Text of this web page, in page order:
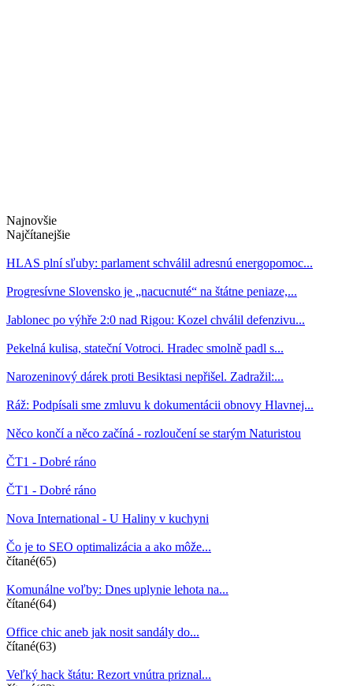
Najnovšie
Najčítanejšie
HLAS plní sľuby: parlament schválil adresnú energopomoc...
Progresívne Slovensko je „nacucnuté“ na štátne peniaze,...
Jablonec po výhře 2:0 nad Rigou: Kozel chválil defenzivu...
Pekelná kulisa, stateční Votroci. Hradec smolně padl s...
Narozeninový dárek proti Besiktasi nepřišel. Zadražil:...
Ráž: Podpísali sme zmluvu k dokumentácii obnovy Hlavnej...
Něco končí a něco začíná - rozloučení se starým Naturistou
ČT1 - Dobré ráno
ČT1 - Dobré ráno
Nova International - U Haliny v kuchyni
Čo je to SEO optimalizácia a ako môže...
čítané(65)
Komunálne voľby: Dnes uplynie lehota na...
čítané(64)
Office chic aneb jak nosit sandály do...
čítané(63)
Veľký hack štátu: Rezort vnútra priznal...